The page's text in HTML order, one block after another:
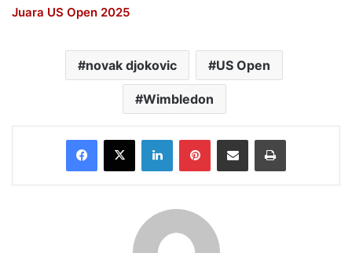
Juara US Open 2025
novak djokovic US Open
Wimbledon
Facebook
X LinkedInPinterestShare via Email Print